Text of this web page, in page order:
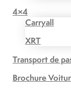
4×4
Carryall
XRT
Transport de
Brochure